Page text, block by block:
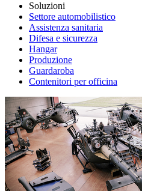
Soluzioni
Settore automobilistico
Assistenza sanitaria
Difesa e sicurezza
Hangar
Produzione
Guardaroba
Contenitori per officina